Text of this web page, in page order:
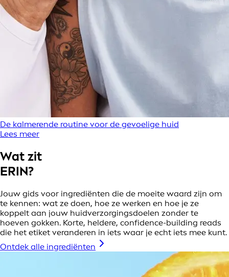
De kalmerende routine voor de gevoelige huid
Lees meer
Wat zit
ERIN?
Jouw gids voor ingrediënten die de moeite waard zijn om
te kennen: wat ze doen, hoe ze werken en hoe je ze
koppelt aan jouw huidverzorgingsdoelen zonder te
hoeven gokken. Korte, heldere, confidence-building reads
die het etiket veranderen in iets waar je echt iets mee kunt.
Ontdek alle ingrediënten